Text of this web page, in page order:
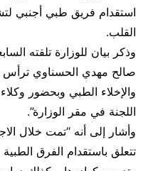
استقدام فريق طبي أجنبي
القلب.
وذكر بيان للوزارة تلقته
صالح مهدي الحسناوي ترأس
والإخلاء الطبي وبحضور
اللجنة في مقر الوزارة”.
وأشار إلى أنه “تمت خلال
تتعلق باستقدام الفرق الطبية